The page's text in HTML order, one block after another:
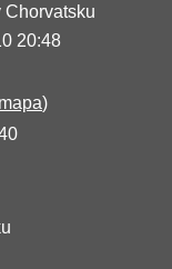
Chorvatsku
20:48
mapa)